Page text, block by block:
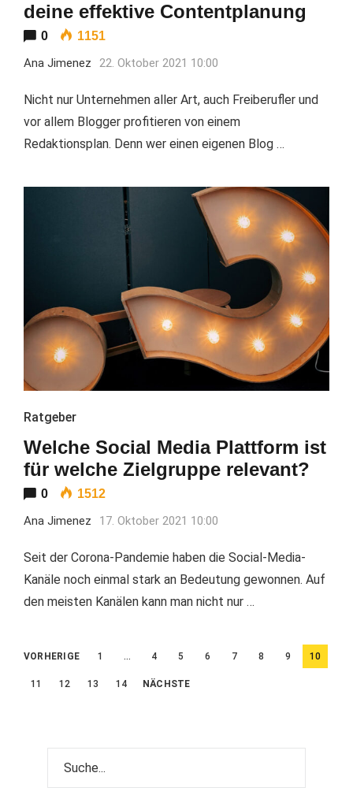
deine effektive Contentplanung
0 1151
Ana Jimenez 22. Oktober 2021 10:00
Nicht nur Unternehmen aller Art, auch Freiberufler und
vor allem Blogger profitieren von einem
Redaktionsplan. Denn wer einen eigenen Blog …
Ratgeber
Welche Social Media Plattform ist
für welche Zielgruppe relevant?
0 1512
Ana Jimenez 17. Oktober 2021 10:00
Seit der Corona-Pandemie haben die Social-Media-
Kanäle noch einmal stark an Bedeutung gewonnen. Auf
den meisten Kanälen kann man nicht nur …
Beitragsnavigation
VORHERIGE 1 … 4 5 6 7 8 9 10
11 12 13 14 NÄCHSTE